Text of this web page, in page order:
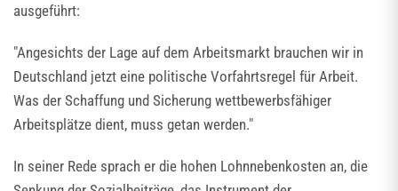
ausgeführt:
"Angesichts der Lage auf dem Arbeitsmarkt brauchen wir in
Deutschland jetzt eine politische Vorfahrtsregel für Arbeit.
Was der Schaffung und Sicherung wettbewerbsfähiger
Arbeitsplätze dient, muss getan werden."
In seiner Rede sprach er die hohen Lohnnebenkosten an, die